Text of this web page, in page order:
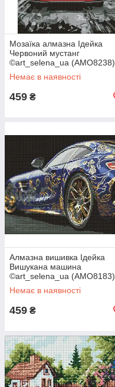
Мозаїка алмазна Ідейка
Червоний мустанг
©art_selena_ua (AMO8238)
40 х 50 см (На підрамнику)
Немає в наявності
459 ₴
Алмазна вишивка Ідейка
Вишукана машина
©art_selena_ua (AMO8183)
40 х 50 см (На підрамнику)
Немає в наявності
459 ₴